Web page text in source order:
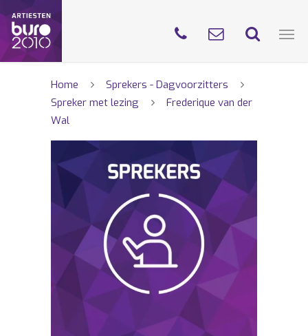
Home
Sprekers - Dagvoorzitters
Spreker met lezing
Frederique van der
Wal